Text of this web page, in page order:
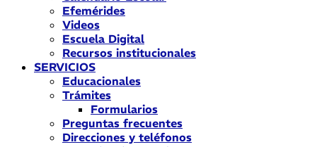
Efemérides
Videos
Escuela Digital
Recursos institucionales
SERVICIOS
Educacionales
Trámites
Formularios
Preguntas frecuentes
Direcciones y teléfonos